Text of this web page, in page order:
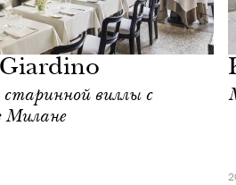
виллы с
Милане